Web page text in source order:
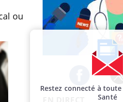
ou
Facebook
Restez connecté à
Santé